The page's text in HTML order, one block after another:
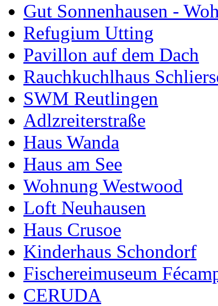
Gut Sonnenhausen -
Refugium Utting
Pavillon auf dem Dach
Rauchkuchlhaus
SWM Reutlingen
Adlzreiterstraße
Haus Wanda
Haus am See
Wohnung Westwood
Loft Neuhausen
Haus Crusoe
Kinderhaus Schondorf
Fischereimuseum
CERUDA